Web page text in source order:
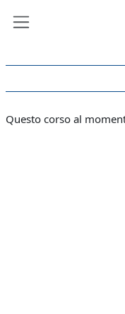
Questo corso al